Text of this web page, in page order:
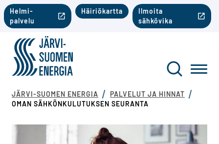
Siirry sisältöön
Toinen valikko mobiili
Helmi-
palvelu
Häiriökartta
Ilmoita
sähkövika
Järvi-Suomen Energia
Toinen
Haku
JÄRVI-SUOMEN ENERGIA
PALVELUT JA HINNAT
OMAN SÄHKÖNKULUTUKSEN SEURANTA